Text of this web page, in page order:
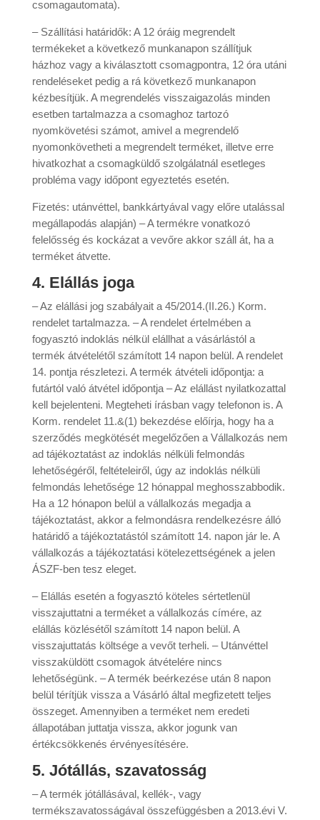
csomagautomata).
– Szállítási határidők: A 12 óráig megrendelt
termékeket a következő munkanapon szállítjuk
házhoz vagy a kiválasztott csomagpontra, 12 óra utáni
rendeléseket pedig a rá következő munkanapon
kézbesítjük. A megrendelés visszaigazolás minden
esetben tartalmazza a csomaghoz tartozó
nyomkövetési számot, amivel a megrendelő
nyomonkövetheti a megrendelt terméket, illetve erre
hivatkozhat a csomagküldő szolgálatnál esetleges
probléma vagy időpont egyeztetés esetén.
Fizetés: utánvéttel, bankkártyával vagy előre utalással
megállapodás alapján) – A termékre vonatkozó
felelősség és kockázat a vevőre akkor száll át, ha a
terméket átvette.
4. Elállás joga
– Az elállási jog szabályait a 45/2014.(II.26.) Korm.
rendelet tartalmazza. – A rendelet értelmében a
fogyasztó indoklás nélkül elállhat a vásárlástól a
termék átvételétől számított 14 napon belül. A rendelet
14. pontja részletezi. A termék átvételi időpontja: a
futártól való átvétel időpontja – Az elállást nyilatkozattal
kell bejelenteni. Megteheti írásban vagy telefonon is. A
Korm. rendelet 11.&(1) bekezdése előírja, hogy ha a
szerződés megkötését megelőzően a Vállalkozás nem
ad tájékoztatást az indoklás nélküli felmondás
lehetőségéről, feltételeiről, úgy az indoklás nélküli
felmondás lehetősége 12 hónappal meghosszabbodik.
Ha a 12 hónapon belül a vállalkozás megadja a
tájékoztatást, akkor a felmondásra rendelkezésre álló
határidő a tájékoztatástól számított 14. napon jár le. A
vállalkozás a tájékoztatási kötelezettségének a jelen
ÁSZF-ben tesz eleget.
– Elállás esetén a fogyasztó köteles sértetlenül
visszajuttatni a terméket a vállalkozás címére, az
elállás közlésétől számított 14 napon belül. A
visszajuttatás költsége a vevőt terheli. – Utánvéttel
visszaküldött csomagok átvételére nincs
lehetőségünk. – A termék beérkezése után 8 napon
belül térítjük vissza a Vásárló által megfizetett teljes
összeget. Amennyiben a terméket nem eredeti
állapotában juttatja vissza, akkor jogunk van
értékcsökkenés érvényesítésére.
5. Jótállás, szavatosság
– A termék jótállásával, kellék-, vagy
termékszavatosságával összefüggésben a 2013.évi V.